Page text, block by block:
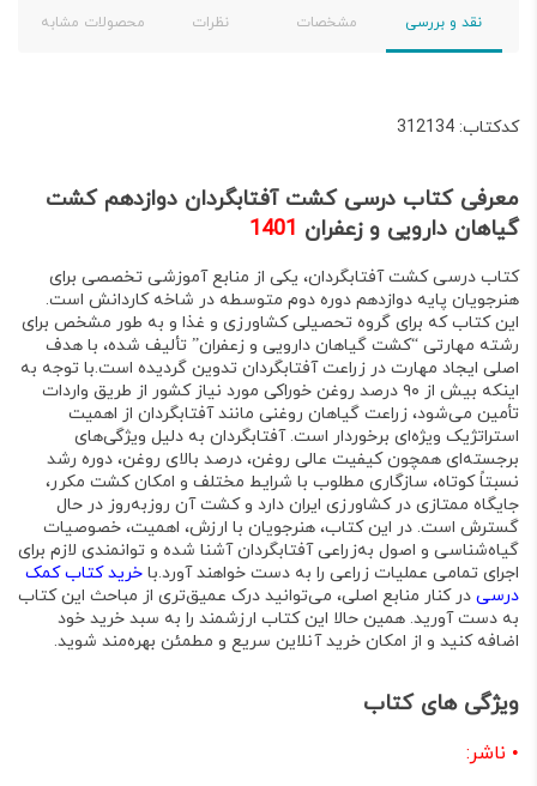
نقد و بررسی مشخصات نظرات محصولات مشابه
کدکتاب: 312134
معرفی کتاب درسی کشت آفتابگردان دوازدهم کشت
گیاهان دارویی و زعفران 1401
کتاب درسیکشت آفتابگردان، یکی از منابع آموزشی تخصصی برای
هنرجویان پایه دوازدهم دوره دوم متوسطه در شاخهکاردانش است.
این کتاب که برای گروه تحصیلی کشاورزی و غذا و به طور مشخص برای
رشته مهارتی “کشت گیاهان دارویی و زعفران” تألیف شده، با هدف
اصلی ایجاد مهارت در زراعت آفتابگردان تدوین گردیده است.با توجه به
اینکه بیش از ۹۰ درصد روغن خوراکی مورد نیاز کشور از طریق واردات
تأمین می‌شود، زراعت گیاهان روغنی مانند آفتابگردان از اهمیت
استراتژیک ویژه‌ای برخوردار است. آفتابگردان به دلیل ویژگی‌های
برجسته‌ای همچونکیفیت عالی روغن، درصد بالای روغن، دوره رشد
نسبتاً کوتاه، سازگاری مطلوب با شرایط مختلف و امکان کشت مکرر،
جایگاه ممتازی در کشاورزی ایران دارد و کشت آن روزبه‌روز در حال
گسترش است. در این کتاب، هنرجویان با ارزش، اهمیت، خصوصیات
گیاه‌شناسی و اصول به‌زراعی آفتابگردان آشنا شده و توانمندی لازم برای
اجرای تمامی عملیات زراعی را به دست خواهند آورد.با خرید کتاب کمک
درسی در کنار منابع اصلی، می‌توانید درک عمیق‌تری از مباحث این کتاب
به دست آورید. همین حالا این کتاب ارزشمند را به سبد خرید خود
اضافه کنید و از امکان خرید آنلاین سریع و مطمئن بهره‌مند شوید.
ویژگی های کتاب
• ناشر: